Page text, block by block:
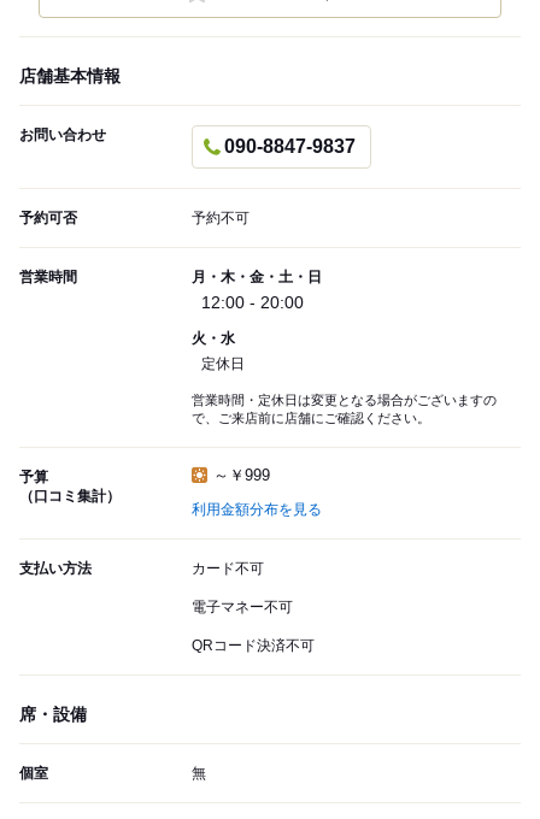
店舗基本情報
お問い合わせ
090-8847-9837
予約可否 予約不可
営業時間 月・木・金・土・日
12:00 - 20:00
火・水
定休日
営業時間・定休日は変更となる場合がございますの
で、ご来店前に店舗にご確認ください。
予算
（口コミ集計）
～￥999
利用金額分布を見る
支払い方法 カード不可
電子マネー不可
QRコード決済不可
席・設備
個室 無